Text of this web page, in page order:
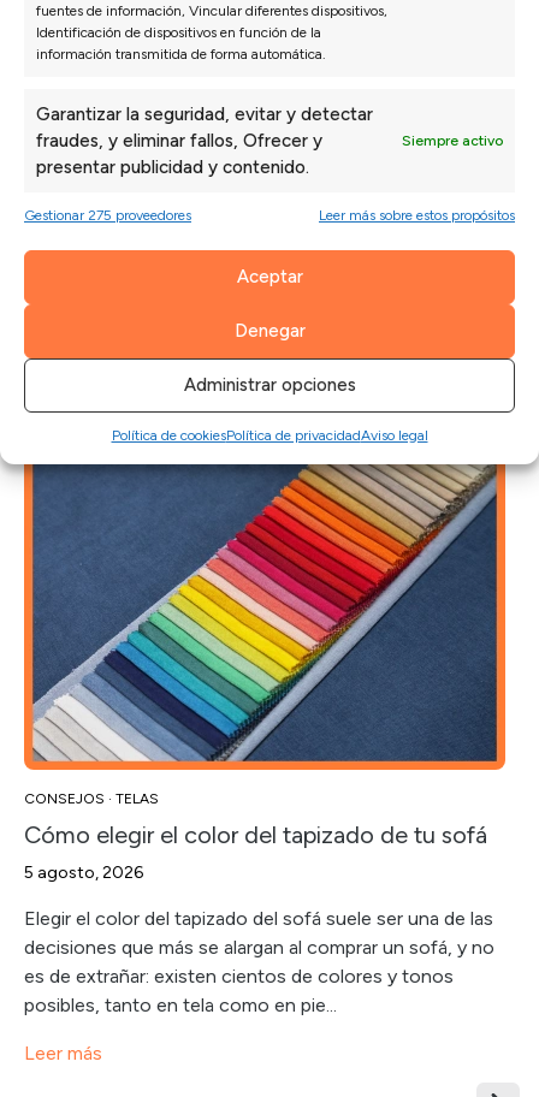
fuentes de información, Vincular diferentes dispositivos,
Identificación de dispositivos en función de la
información transmitida de forma automática.
Garantizar la seguridad, evitar y detectar
fraudes, y eliminar fallos, Ofrecer y
presentar publicidad y contenido.
Siempre activo
Gestionar 275 proveedores Leer más sobre estos propósitos
Aceptar
Denegar
Administrar opciones
Política de cookiesPolítica de privacidadAviso legal
Isabel N. 27/07/2026
perfecta.
NOTICIAS RELACIONADAS
CONSEJOS · TELAS
Cómo elegir el color del tapizado de tu sofá
5 agosto, 2026
Elegir el color del tapizado del sofá suele ser una de las
decisiones que más se alargan al comprar un sofá, y no
es de extrañar: existen cientos de colores y tonos
posibles, tanto en tela como en pie...
Leer más